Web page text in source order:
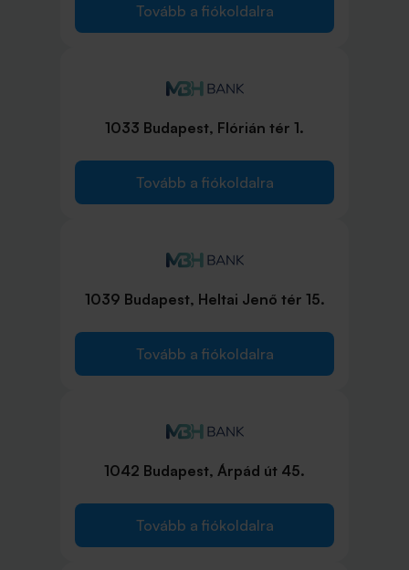
Tovább a fiókoldalra
1033 Budapest, Flórián tér 1.
Tovább a fiókoldalra
1039 Budapest, Heltai Jenő tér 15.
Tovább a fiókoldalra
1042 Budapest, Árpád út 45.
Tovább a fiókoldalra